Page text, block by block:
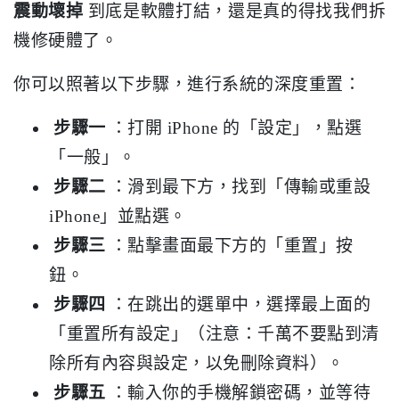
震動壞掉 到底是軟體打結，還是真的得找我們拆
機修硬體了。
你可以照著以下步驟，進行系統的深度重置：
步驟一
：打開 iPhone 的「設定」，點選
「一般」。
步驟二
：滑到最下方，找到「傳輸或重設
iPhone」並點選。
步驟三
：點擊畫面最下方的「重置」按
鈕。
步驟四
：在跳出的選單中，選擇最上面的
「重置所有設定」（注意：千萬不要點到清
除所有內容與設定，以免刪除資料）。
步驟五
：輸入你的手機解鎖密碼，並等待